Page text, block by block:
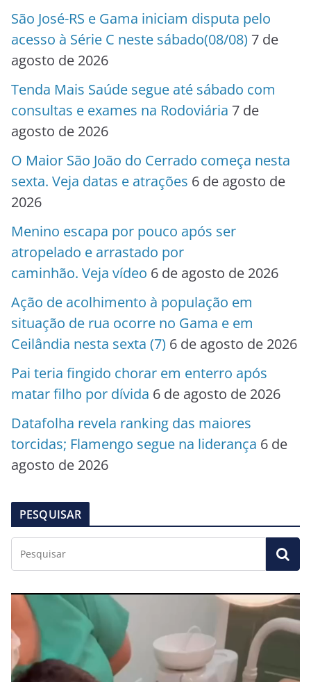
São José-RS e Gama iniciam disputa pelo
acesso à Série C neste sábado(08/08) 7 de
agosto de 2026
Tenda Mais Saúde segue até sábado com
consultas e exames na Rodoviária 7 de
agosto de 2026
O Maior São João do Cerrado começa nesta
sexta. Veja datas e atrações 6 de agosto de
2026
Menino escapa por pouco após ser
atropelado e arrastado por
caminhão. Veja vídeo 6 de agosto de 2026
Ação de acolhimento à população em
situação de rua ocorre no Gama e em
Ceilândia nesta sexta (7) 6 de agosto de 2026
Pai teria fingido chorar em enterro após
matar filho por dívida 6 de agosto de 2026
Datafolha revela ranking das maiores
torcidas; Flamengo segue na liderança 6 de
agosto de 2026
PESQUISAR